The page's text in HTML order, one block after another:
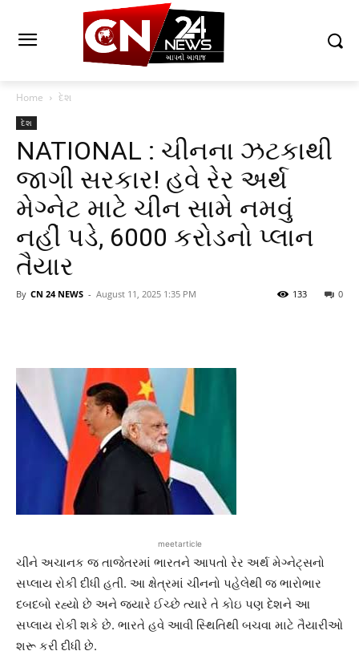
Home દેશ
દેશ
NATIONAL : ચીનના ઝટકાથી
જાગી સરકાર! હવે રેર અર્થ
મેગ્નેટ માટે ચીન સામે નમવું
નહીં પડે, 6000 કરોડનો પ્લાન
તૈયાર
By CN 24 NEWS - August 11, 2025 1:35 PM 0
133
meetarticle
ચીને અચાનક જ તાજેતરમાં ભારતને આપતો રેર અર્થ મેગ્નેટ્સનો
સપ્લાય રોકી દીધી હતી. આ ક્ષેત્રમાં ચીનનો પહેલેથી જ ભારોભાર
દબદબો રહ્યો છે અને જ્યારે ઈચ્છે ત્યારે તે કોઇ પણ દેશને આ
સપ્લાય રોકી શકે છે. ભારતે હવે આવી સ્થિતિથી બચવા માટે તૈયારીઓ
શરૂ કરી દીધી છે.